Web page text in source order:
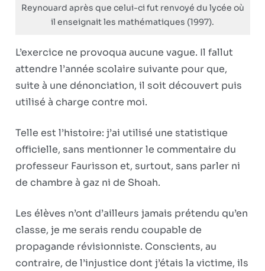
Reynouard après que celui-ci fut renvoyé du lycée où
il enseignait les mathématiques (1997).
L’exercice ne provoqua aucune vague. Il fallut
attendre l’année scolaire suivante pour que,
suite à une dénonciation, il soit découvert puis
utilisé à charge contre moi.
Telle est l’histoire: j’ai utilisé une statistique
officielle, sans mentionner le commentaire du
professeur Faurisson et, surtout, sans parler ni
de chambre à gaz ni de Shoah.
Les élèves n’ont d’ailleurs jamais prétendu qu’en
classe, je me serais rendu coupable de
propagande révisionniste. Conscients, au
contraire, de l’injustice dont j’étais la victime, ils